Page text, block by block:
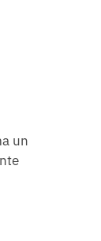
un